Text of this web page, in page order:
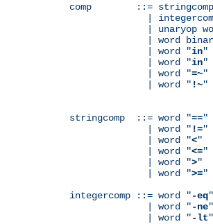
comp        ::= stringcomp
|
| unaryop
| word
              | word "
in"
              | word "
in"
              | word "
=~"
              | word "
!~"
stringcomp  ::= word "=="
              | word "
!="
              | word "
<"
              | word "
<="
              | word "
>"
              | word "
>="
integercomp ::= word "-eq
              | word "
-ne
              | word "
-lt